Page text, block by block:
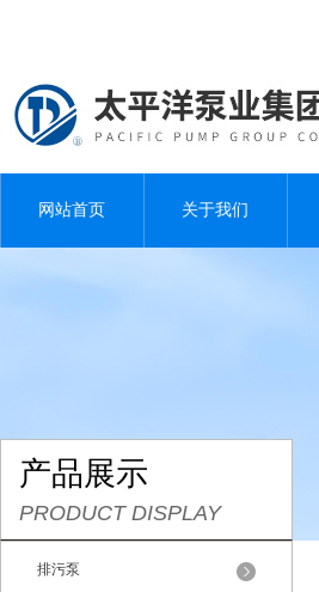
网站首页 关于我们
产品展示
PRODUCT DISPLAY
排污泵